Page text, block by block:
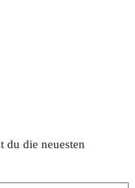
du die neuesten